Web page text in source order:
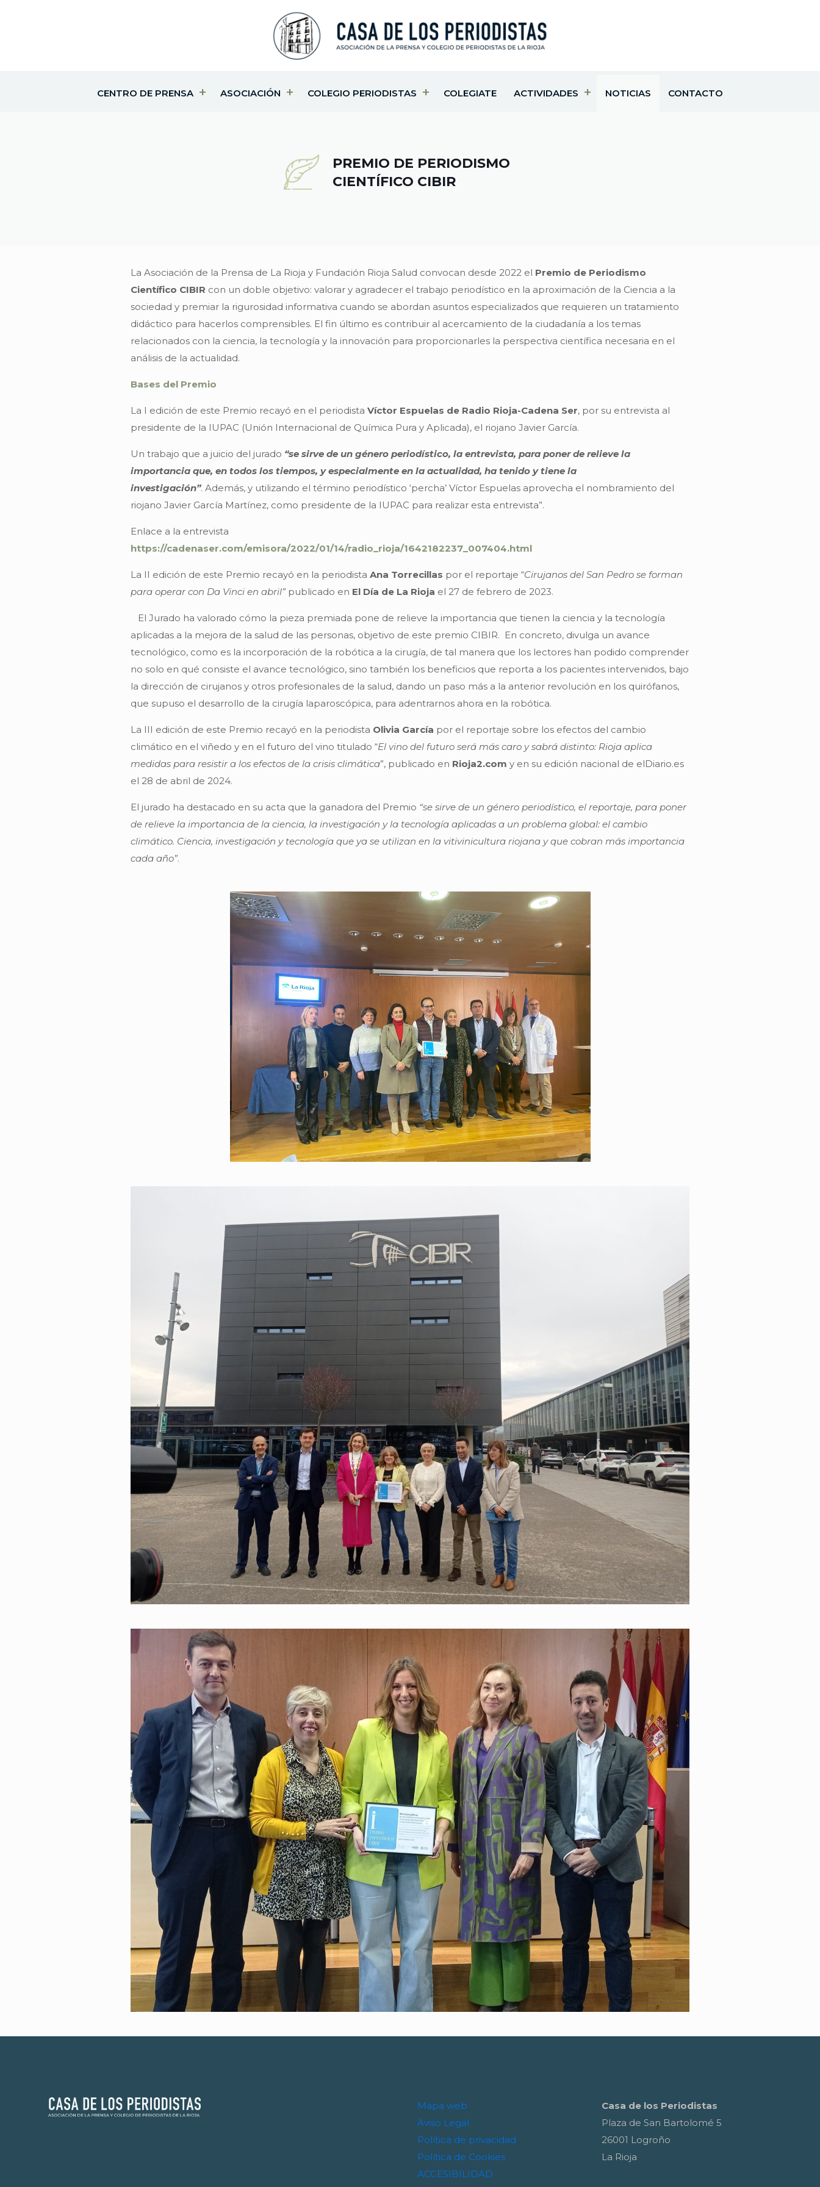
CENTRO DE PRENSA ASOCIACIÓN COLEGIO PERIODISTAS COLEGIATE ACTIVIDADES NOTICIAS CONTACTO
PREMIO DE PERIODISMO
CIENTÍFICO CIBIR
La Asociación de la Prensa de La Rioja y Fundación Rioja Salud convocan desde 2022 el Premio de Periodismo
Científico CIBIR con un doble objetivo: valorar y agradecer el trabajo periodístico en la aproximación de la Ciencia a la
sociedad y premiar la rigurosidad informativa cuando se abordan asuntos especializados que requieren un tratamiento
didáctico para hacerlos comprensibles. El fin último es contribuir al acercamiento de la ciudadanía a los temas
relacionados con la ciencia, la tecnología y la innovación para proporcionarles la perspectiva científica necesaria en el
análisis de la actualidad.
Bases del Premio
La I edición de este Premio recayó en el periodista Víctor Espuelas de Radio Rioja-Cadena Ser, por su entrevista al
presidente de la IUPAC (Unión Internacional de Química Pura y Aplicada), el riojano Javier García.
Un trabajo que a juicio del jurado “se sirve de un género periodístico, la entrevista, para poner de relieve la
importancia que, en todos los tiempos, y especialmente en la actualidad, ha tenido y tiene la
investigación”. Además, y utilizando el término periodístico ‘percha’ Víctor Espuelas aprovecha el nombramiento del
riojano Javier García Martínez, como presidente de la IUPAC para realizar esta entrevista”.
Enlace a la entrevista
https://cadenaser.com/emisora/2022/01/14/radio_rioja/1642182237_007404.html
La II edición de este Premio recayó en la periodista Ana Torrecillas por el reportaje “Cirujanos del San Pedro se forman
para operar con Da Vinci en abril” publicado en El Día de La Rioja el 27 de febrero de 2023.
El Jurado ha valorado cómo la pieza premiada pone de relieve la importancia que tienen la ciencia y la tecnología
aplicadas a la mejora de la salud de las personas, objetivo de este premio CIBIR. En concreto, divulga un avance
tecnológico, como es la incorporación de la robótica a la cirugía, de tal manera que los lectores han podido comprender
no solo en qué consiste el avance tecnológico, sino también los beneficios que reporta a los pacientes intervenidos, bajo
la dirección de cirujanos y otros profesionales de la salud, dando un paso más a la anterior revolución en los quirófanos,
que supuso el desarrollo de la cirugía laparoscópica, para adentrarnos ahora en la robótica.
La III edición de este Premio recayó en la periodista Olivia García por el reportaje sobre los efectos del cambio
climático en el viñedo y en el futuro del vino titulado “El vino del futuro será más caro y sabrá distinto: Rioja aplica
medidas para resistir a los efectos de la crisis climática”, publicado en Rioja2.com y en su edición nacional de elDiario.es
el 28 de abril de 2024.
El jurado ha destacado en su acta que la ganadora del Premio “se sirve de un género periodístico, el reportaje, para poner
de relieve la importancia de la ciencia, la investigación y la tecnología aplicadas a un problema global: el cambio
climático. Ciencia, investigación y tecnología que ya se utilizan en la vitivinicultura riojana y que cobran más importancia
cada año”.
Mapa web
Aviso Legal
Política de privacidad
Política de Cookies
ACCESIBILIDAD
Casa de los Periodistas
Plaza de San Bartolomé 5
26001 Logroño
La Rioja